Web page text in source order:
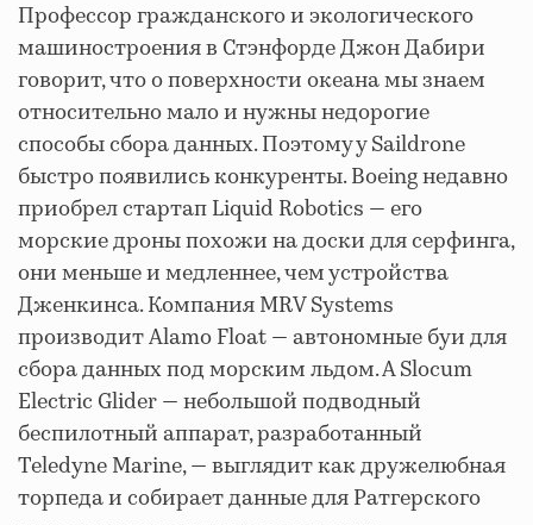
Профессор гражданского и экологического
машиностроения в Стэнфорде Джон Дабири
говорит, что о поверхности океана мы знаем
относительно мало и нужны недорогие
способы сбора данных. Поэтому у Saildrone
быстро появились конкуренты. Boeing недавно
приобрел стартап Liquid Robotics — его
морские дроны похожи на доски для серфинга,
они меньше и медленнее, чем устройства
Дженкинса. Компания MRV Systems
производит Alamo Float — автономные буи для
сбора данных под морским льдом. А Slocum
Electric Glider — небольшой подводный
беспилотный аппарат, разработанный
Teledyne Marine, — выглядит как дружелюбная
торпеда и собирает данные для Ратгерского